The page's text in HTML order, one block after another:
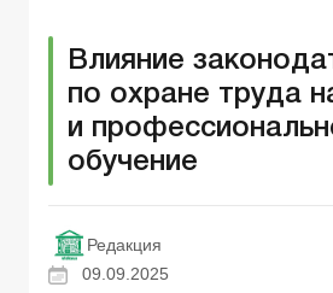
Влияние
по охране труда
и
обучение
Редакция
09.09.2025